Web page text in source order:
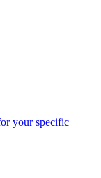
your specific